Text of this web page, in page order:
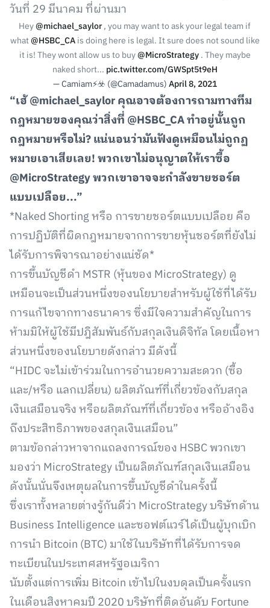
วันที่ 29 มีนาคม ที่ผ่านมา
Hey@michael_saylor, you may want to ask your legal team if
what@HSBC_CAis doing here is legal. It sure does not sound like
it is! They wont allow us to buy@MicroStrategy. They maybe
naked short... pic.twitter.com/GWSpt5t9eH
— Camiam⚡️☣️ (@Camadamus)April 8, 2021
“เฮ้ @michael_saylor คุณอาจต้องการถามทางทีม
กฎหมายของคุณว่าสิ่งที่ @HSBC_CA ทำอยู่นั้นถูก
กฎหมายหรือไม่? แน่นอนว่ามันฟังดูเหมือนไม่ถูกฏ
หมายเอาเสียเลย! พวกเขาไม่อนุญาตให้เราซื้อ
@MicroStrategy พวกเขาอาจจะกำลังขายชอร์ต
แบบเปลือย...”
*Naked Shorting หรือ การขายชอร์ตแบบเปลือย คือ
การปฏิบัติที่ผิดกฎหมายจากการขายหุ้นชอร์ตที่ยังไม่
ได้รับการพิจารณาอย่างแน่ชัด*
การขึ้นบัญชีดำ MSTR (หุ้นของ MicroStrategy) ดู
เหมือนจะเป็นส่วนหนึ่งของนโยบายสำหรับผู้ใช้ที่ได้รับ
การแก้ไขจากทางธนาคาร ซึ่งมีใจความสำคัญในการ
ห้ามมิให้ผู้ใช้มีปฎิสัมพันธ์กับสกุลเงินดิจิทัล โดยเนื้อหา
ส่วนหนึ่งของนโยบายดังกล่าว มีดังนี้
“HIDC จะไม่เข้าร่วมในการอำนวยความสะดวก (ซื้อ
และ/หรือ แลกเปลี่ยน) ผลิตภัณฑ์ที่เกี่ยวข้องกับสกุล
เงินเสมือนจริง หรือผลิตภัณฑ์ที่เกี่ยวข้อง หรืออ้างอิง
ถึงประสิทธิภาพของสกุลเงินเสมือน”
ตามข้อกล่าวหาจากแถลงการณ์ของ HSBC พวกเขา
มองว่า MicroStrategy เป็นผลิตภัณฑ์สกุลเงินเสมือน
ดังนั้นนั่นจึงเหตุผลในการขึ้นบัญชีดำในครั้งนี้
ซึ่งเราทั้งหลายต่างรู้กันดีว่า MicroStrategy บริษัทด้าน
Business Intelligence และซอฟต์แวร์ได้เป็นผู้บุกเบิก
การนำ Bitcoin (BTC) มาใช้ในบริษัทที่ได้รับการจด
ทะเบียนในประเทศสหรัฐอเมริกา
นับตั้งแต่การเพิ่ม Bitcoin เข้าไปในงบดุลเป็นครั้งแรก
ในเดือนสิงหาคมปี 2020 บริษัทที่ติดอันดับ Fortune